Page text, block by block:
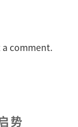
comment.
势